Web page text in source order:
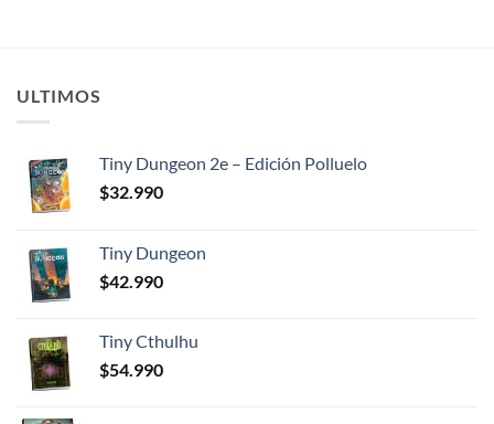
ULTIMOS
Tiny Dungeon 2e – Edición Polluelo
$32.990
Tiny Dungeon
$42.990
Tiny Cthulhu
$54.990